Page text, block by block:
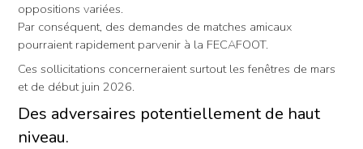
oppositions variées.
Par conséquent, des demandes de matches amicaux
pourraient rapidement parvenir à la FECAFOOT.
Ces sollicitations concerneraient surtout les fenêtres de mars
et de début juin 2026.
Des adversaires potentiellement de haut
niveau.